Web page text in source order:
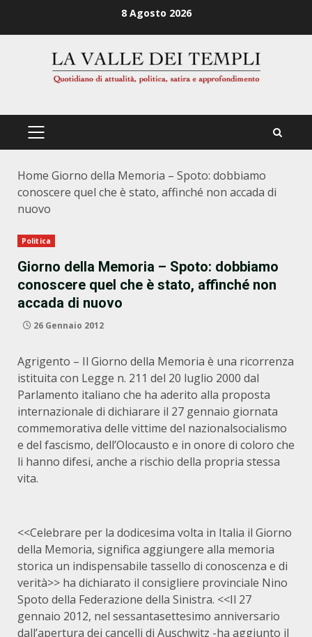
8 Agosto 2026
PRIMÄRES
Home Giorno della Memoria – Spoto: dobbiamo
conoscere quel che è stato, affinché non accada di
nuovo
Politica
Giorno della Memoria – Spoto: dobbiamo
conoscere quel che è stato, affinché non
accada di nuovo
26 Gennaio 2012
Agrigento – Il Giorno della Memoria è una ricorrenza
istituita con Legge n. 211 del 20 luglio 2000 dal
Parlamento italiano che ha aderito alla proposta
internazionale di dichiarare il 27 gennaio giornata
commemorativa delle vittime del nazionalsocialismo
e del fascismo, dell’Olocausto e in onore di coloro che
li hanno difesi, anche a rischio della propria stessa
vita.
<<Celebrare per la dodicesima volta in Italia il Giorno
della Memoria, significa aggiungere alla memoria
storica un indispensabile tassello di conoscenza e di
verità>> ha dichiarato il consigliere provinciale Nino
Spoto della Federazione della Sinistra. <<Il 27
gennaio 2012, nel sessantasettesimo anniversario
dall’apertura dei cancelli di Auschwitz -ha aggiunto il